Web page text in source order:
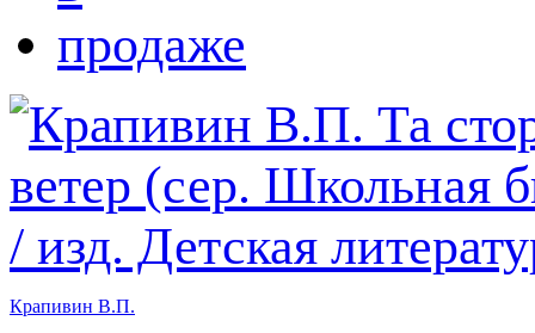
Крапивин В.П.